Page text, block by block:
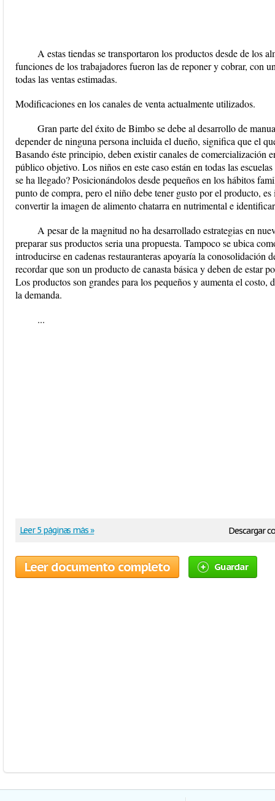
A estas tiendas se transportaron los productos desde de los
funciones de los trabajadores fueron las de reponer y cobrar, con
todas las ventas estimadas.
Modificaciones en los canales de venta actualmente utilizados.
Gran parte del éxito de Bimbo se debe al desarrollo de
depender de ninguna persona incluida el dueño, significa que el
Basando éste principio, deben existir canales de comercialización
público objetivo. Los niños en este caso están en todas las
se ha llegado? Posicionándolos desde pequeños en los hábitos
punto de compra, pero el niño debe tener gusto por el producto,
convertir la imagen de alimento chatarra en nutrimental e
A pesar de la magnitud no ha desarrollado estrategias en
preparar sus productos seria una propuesta. Tampoco se ubica
introducirse en cadenas restauranteras apoyaría la conosolidación
recordar que son un producto de canasta básica y deben de estar
Los productos son grandes para los pequeños y aumenta el
la demanda.
...
Descargar
Leer 5 páginas más »
Leer documento completo Guardar